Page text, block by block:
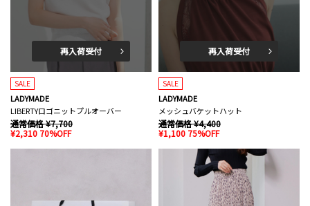
再入荷受付
SALE
LADYMADE
LIBERTYロゴニットプルオーバー
通常価格 ¥7,700
¥2,310 70%OFF
再入荷受付
SALE
LADYMADE
メッシュバケットハット
通常価格 ¥4,400
¥1,100 75%OFF